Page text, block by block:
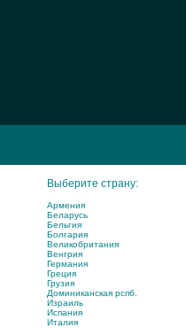
Выберите страну:
Армения
Беларусь
Бельгия
Болгария
Великобритания
Венгрия
Германия
Греция
Грузия
Доминиканская рспб.
Израиль
Испания
Италия